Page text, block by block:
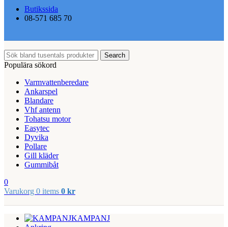
Butikssida
08-571 685 70
Search
Populära sökord
Varmvattenberedare
Ankarspel
Blandare
Vhf antenn
Tohatsu motor
Easytec
Dyvika
Pollare
Gill kläder
Gummibåt
0
Varukorg 0 items 0 kr
KAMPANJ